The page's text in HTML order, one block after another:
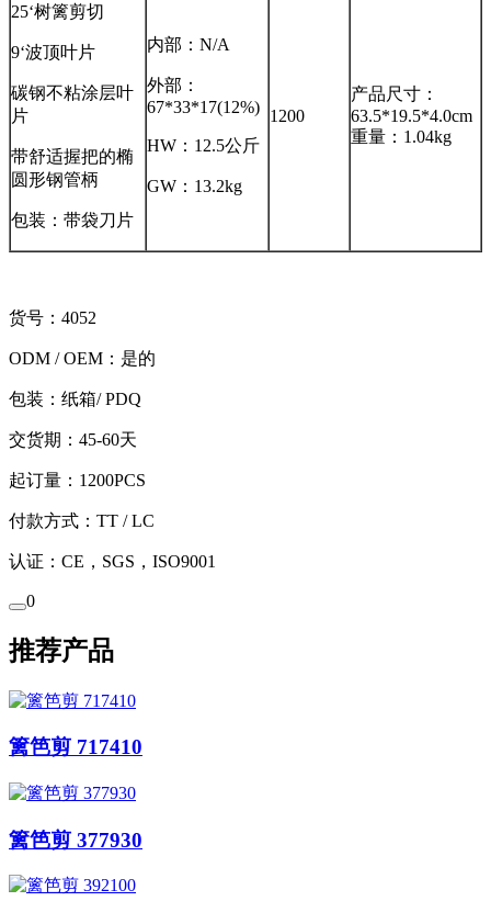
25‘树篱剪切
9‘波顶叶片
碳钢不粘涂层叶
片
带舒适握把的椭
圆形钢管柄
包装：带袋刀片
内部：N/A
外部：
67*33*17(12%)
HW：12.5公斤
GW：13.2kg
1200
产品尺寸：
63.5*19.5*4.0cm
重量：1.04kg
货号：4052
ODM / OEM：是的
包装：纸箱/ PDQ
交货期：45-60天
起订量：1200PCS
付款方式：TT / LC
认证：CE，SGS，ISO9001
0
推荐产品
篱笆剪 717410
篱笆剪 377930